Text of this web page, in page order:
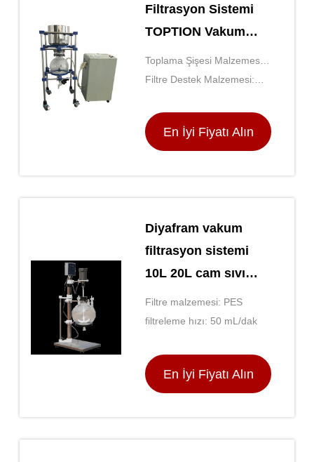
Filtrasyon Sistemi
TOPTION Vakum
Filtre Aygıtı
Toplama Şişesi Malzemesi:
borosilikat cam
Filtre Destek Malzemesi:
En İyi Fiyatı Alın
Diyafram vakum
filtrasyon sistemi
10L 20L cam sıvı
ayırıcı
Filtre malzemesi: PES
filtreleme hızı: 50 mL/dak
En İyi Fiyatı Alın